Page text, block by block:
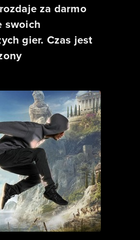
za darmo
swoich
gier. Czas jest